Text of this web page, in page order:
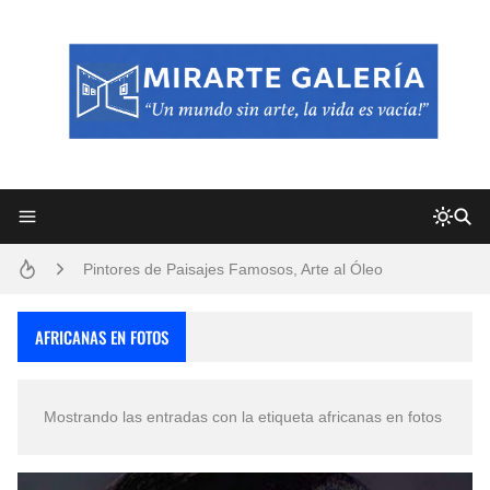
Pintores de Paisajes Famosos, Arte al Óleo
San Valentín Dibujos a Lápiz del 14 de Febrero
AFRICANAS EN FOTOS
Mostrando las entradas con la etiqueta africanas en fotos